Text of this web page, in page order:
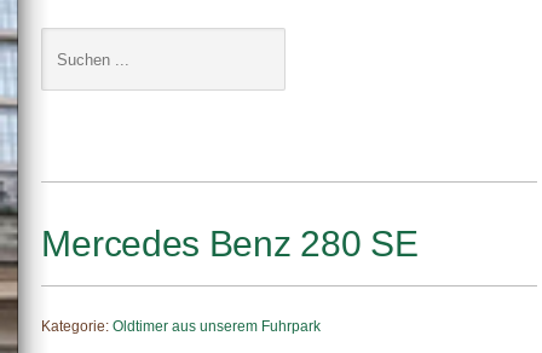
Mercedes Benz 280 SE
Kategorie:Oldtimer aus unserem Fuhrpark